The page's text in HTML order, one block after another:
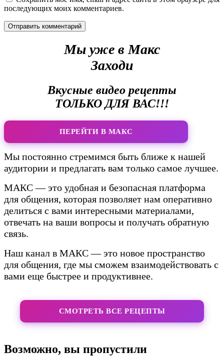
последующих моих комментариев.
Мы уже в Макс
Заходи
Вкусные видео рецепты
ТОЛЬКО ДЛЯ ВАС!!!
ПЕРЕЙТИ В МАКС
Мы постоянно стремимся быть ближе к нашей
аудитории и предлагать вам только самое лучшее.
МАКС — это удобная и безопасная платформа
для общения, которая позволяет нам оперативно
делиться с вами интересными материалами,
отвечать на ваши вопросы и получать обратную
связь.
Наш канал в МАКС — это новое пространство
для общения, где мы сможем взаимодействовать с
вами еще быстрее и продуктивнее.
СМОТРЕТЬ ВСЕ РЕЦЕПТЫ
Возможно, вы пропустили